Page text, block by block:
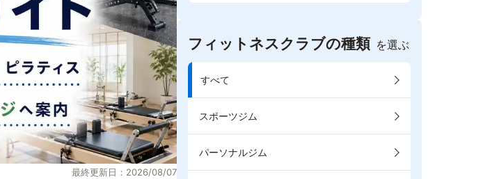
最終更新日：2026/08/07
フィットネスクラブの種類 を選ぶ
すべて
スポーツジム
パーソナルジム